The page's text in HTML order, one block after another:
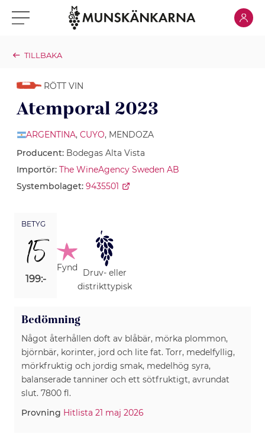
Klicka för meny Klicka
TILLBAKA
RÖTT VIN
Atemporal 2023
ARGENTINA, CUYO, MENDOZA
Producent: Bodegas Alta Vista
Importör: The WineAgency Sweden AB
Systembolaget: 9435501
BETYG
15
199:-
Fynd
Druv- eller
distrikttypisk
Bedömning
Något återhållen doft av blåbär, mörka plommon,
björnbär, korinter, jord och lite fat. Torr, medelfyllig,
mörkfruktig och jordig smak, medelhög syra,
balanserade tanniner och ett sötfruktigt, avrundat
slut. 7800 fl.
Provning Hitlista 21 maj 2026